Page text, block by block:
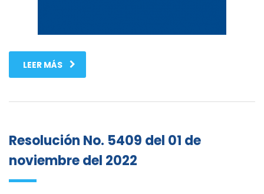
LEER MÁS
Resolución No. 5409 del 01 de
noviembre del 2022